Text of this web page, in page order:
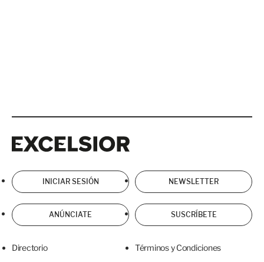
INICIAR SESIÓN NEWSLETTER
ANÚNCIATE SUSCRÍBETE
Directorio Términos y Condiciones